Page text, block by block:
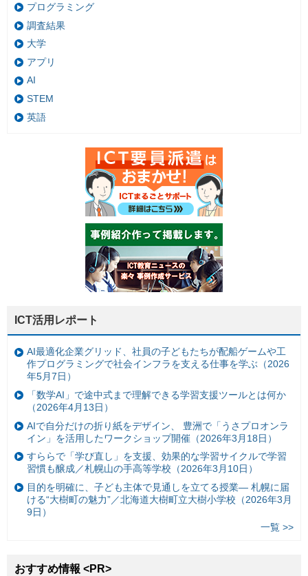
プログラミング
調査結果
大学
アプリ
AI
STEM
英語
ICT活用レポート
AI最適化企業グリッド、社員の子どもたちが配船ゲームや工
作プログラミングで社会インフラを支える仕事を学ぶ（2026
年5月7日）
「数学AI」で途中式まで理解できる学習支援ツールとは何か
（2026年4月13日）
AIで自分だけの折り紙をデザイン、 豊洲で「うさプロオンラ
イン」を活用したワークショップ開催（2026年3月18日）
すららで「学び直し」を支援、効果的な学習サイクルで学習
習慣も醸成／札幌山の手高等学校（2026年3月10日）
目的を明確に、子ども主体で見通しを立てる授業— 札幌に届
ける“大樹町の魅力”／北海道大樹町立大樹小学校（2026年3月
9日）
一覧 >>
おすすめ情報 <PR>